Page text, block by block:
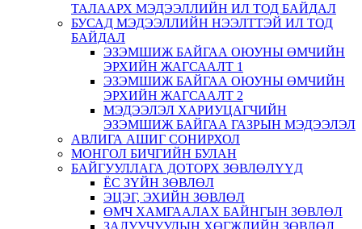
ТАЛААРХ МЭДЭЭЛЛИЙН ИЛ ТОД БАЙДАЛ
БУСАД МЭДЭЭЛЛИЙН НЭЭЛТТЭЙ ИЛ ТОД
БАЙДАЛ
ЭЗЭМШИЖ БАЙГАА ОЮУНЫ ӨМЧИЙН
ЭРХИЙН ЖАГСААЛТ 1
ЭЗЭМШИЖ БАЙГАА ОЮУНЫ ӨМЧИЙН
ЭРХИЙН ЖАГСААЛТ 2
МЭДЭЭЛЭЛ ХАРИУЦАГЧИЙН
ЭЗЭМШИЖ БАЙГАА ГАЗРЫН МЭДЭЭЛЭЛ
АВЛИГА АШИГ СОНИРХОЛ
МОНГОЛ БИЧГИЙН БУЛАН
БАЙГУУЛЛАГА ДОТОРХ ЗӨВЛӨЛҮҮД
ЁС ЗҮЙН ЗӨВЛӨЛ
ЭЦЭГ, ЭХИЙН ЗӨВЛӨЛ
ӨМЧ ХАМГААЛАХ БАЙНГЫН ЗӨВЛӨЛ
ЗАЛУУЧУУДЫН ХӨГЖЛИЙН ЗӨВЛӨЛ